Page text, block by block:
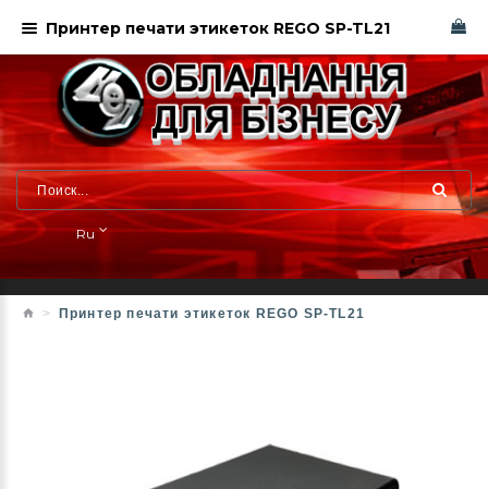
Ru
Принтер печати этикеток REGO SP-TL21
Принтер печати этикеток REGO SP-TL21